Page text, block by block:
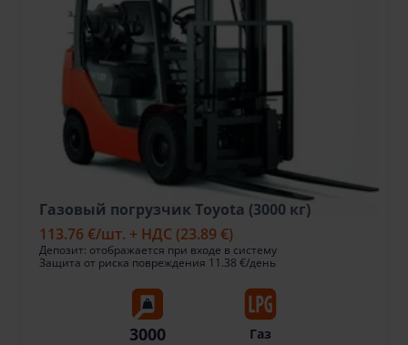
Газовый погрузчик Toyota (3000 кг)
113.76 €/шт. + НДС (23.89 €)
Депозит: отображается при входе в систему
Защита от риска повреждения 11.38 €/день
3000 Газ